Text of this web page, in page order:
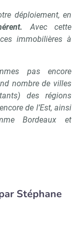
déploiement, en
.
Avec cette
immobilières à
pas encore
nombre de villes
des régions
de l’Est, ainsi
Bordeaux et
Stéphane